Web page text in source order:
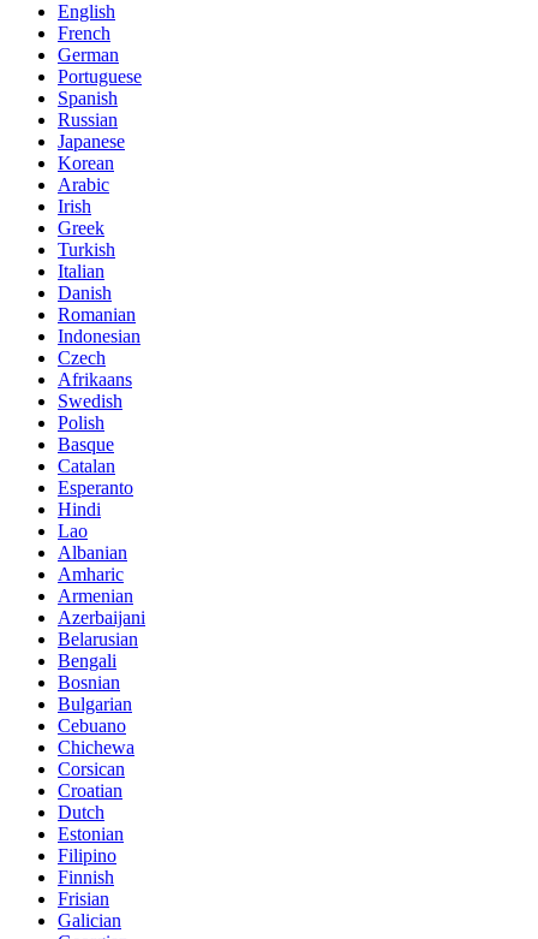
English
French
German
Portuguese
Spanish
Russian
Japanese
Korean
Arabic
Irish
Greek
Turkish
Italian
Danish
Romanian
Indonesian
Czech
Afrikaans
Swedish
Polish
Basque
Catalan
Esperanto
Hindi
Lao
Albanian
Amharic
Armenian
Azerbaijani
Belarusian
Bengali
Bosnian
Bulgarian
Cebuano
Chichewa
Corsican
Croatian
Dutch
Estonian
Filipino
Finnish
Frisian
Galician